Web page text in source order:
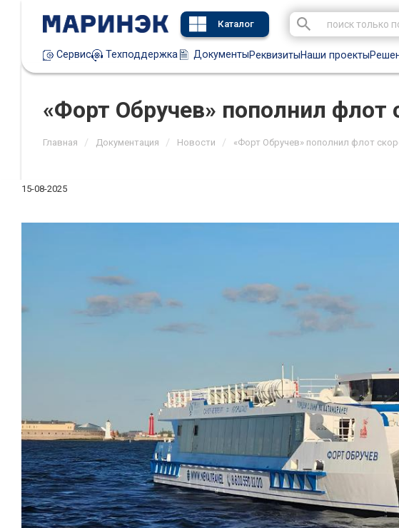
Каталог
Сервис Техподдержка ДокументыРеквизитыНаши проекты
«Форт Обручев» пополнил флот
Главная / Документация / Новости / «Форт Обручев» пополнил флот
15-08-2025